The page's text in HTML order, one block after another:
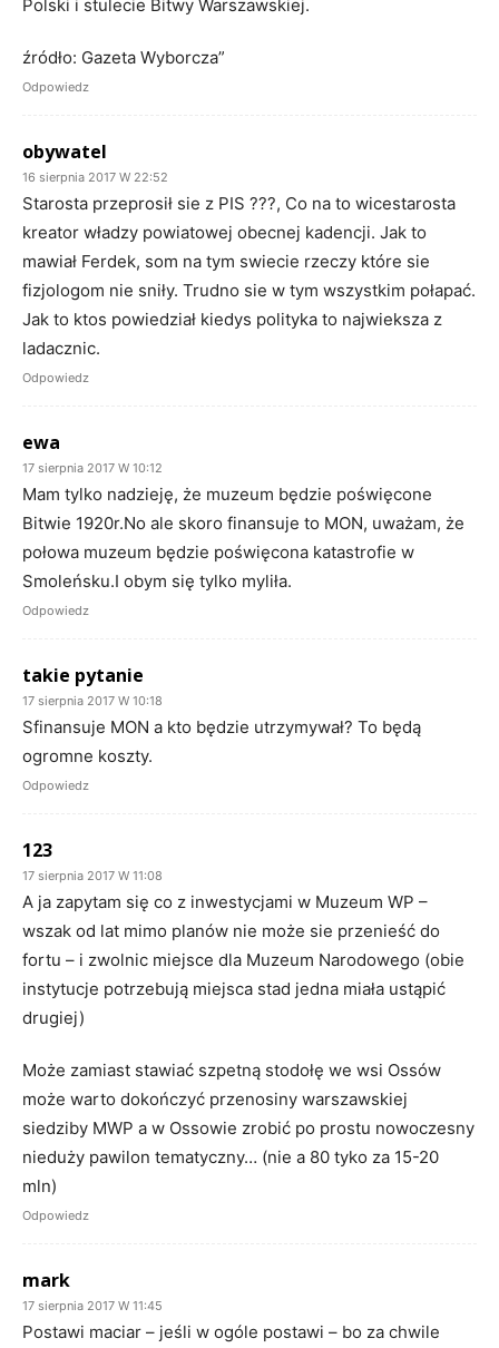
Polski i stulecie Bitwy Warszawskiej.
źródło: Gazeta Wyborcza”
Odpowiedz
obywatel
16 sierpnia 2017 W 22:52
Starosta przeprosił sie z PIS ???, Co na to wicestarosta
kreator władzy powiatowej obecnej kadencji. Jak to
mawiał Ferdek, som na tym swiecie rzeczy które sie
fizjologom nie sniły. Trudno sie w tym wszystkim połapać.
Jak to ktos powiedział kiedys polityka to najwieksza z
ladacznic.
Odpowiedz
ewa
17 sierpnia 2017 W 10:12
Mam tylko nadzieję, że muzeum będzie poświęcone
Bitwie 1920r.No ale skoro finansuje to MON, uważam, że
połowa muzeum będzie poświęcona katastrofie w
Smoleńsku.I obym się tylko myliła.
Odpowiedz
takie pytanie
17 sierpnia 2017 W 10:18
Sfinansuje MON a kto będzie utrzymywał? To będą
ogromne koszty.
Odpowiedz
123
17 sierpnia 2017 W 11:08
A ja zapytam się co z inwestycjami w Muzeum WP –
wszak od lat mimo planów nie może sie przenieść do
fortu – i zwolnic miejsce dla Muzeum Narodowego (obie
instytucje potrzebują miejsca stad jedna miała ustąpić
drugiej)
Może zamiast stawiać szpetną stodołę we wsi Ossów
może warto dokończyć przenosiny warszawskiej
siedziby MWP a w Ossowie zrobić po prostu nowoczesny
nieduży pawilon tematyczny… (nie a 80 tyko za 15-20
mln)
Odpowiedz
mark
17 sierpnia 2017 W 11:45
Postawi maciar – jeśli w ogóle postawi – bo za chwile